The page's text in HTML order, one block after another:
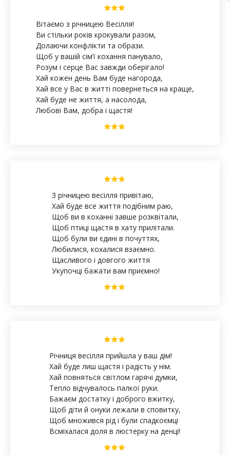
Вітаємо з річницею Весілля!
Ви стільки років крокували разом,
Долаючи конфлікти та образи.
Щоб у вашій сім’ї кохання панувало,
Розум і серце Вас завжди оберігало!
Хай кожен день Вам буде нагорода,
Хай все у Вас в житті повернеться на краще,
Хай буде не життя, а насолода,
Любові Вам, добра і щастя!
З річницею весілля привітаю,
Хай буде все життя подібним раю,
Щоб ви в коханні завше розквітали,
Щоб птиці щастя в хату прилітали.
Щоб були ви єдині в почуттях,
Любилися, кохалися взаємно.
Щасливого і довгого життя
Укупочці бажати вам приємно!
Річниця весілля прийшла у ваш дім!
Хай буде лиш щастя і радість у нім.
Хай повняться світлом гарячі думки,
Тепло відчувалось палкої руки.
Бажаєм достатку і доброго вжитку,
Щоб діти й онуки лежали в сповитку,
Щоб множився рід і були спадкоємці
Всміхалася доля в люстерку на денці!